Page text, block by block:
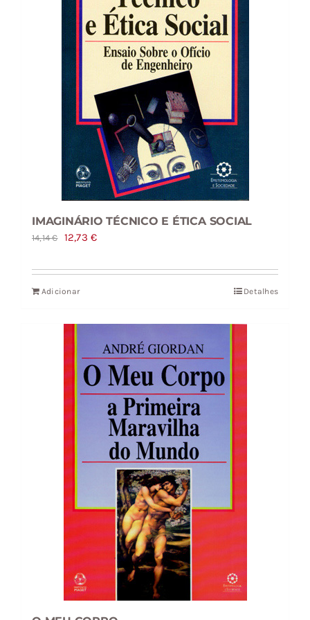
IMAGINÁRIO TÉCNICO E ÉTICA SOCIAL
14,14€
O
original
era:
12,73€O
atual
Adicionar Detalhes